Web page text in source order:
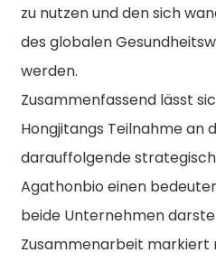
zu nutzen und den sich
des globalen
werden.
Zusammenfassend lässt
Hongjitangs Teilnahme an
darauffolgende
Agathonbio einen
beide Unternehmen
Zusammenarbeit markiert